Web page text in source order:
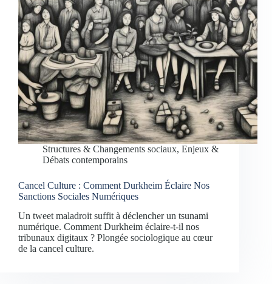
Structures & Changements sociaux, Enjeux &
Débats contemporains
Cancel Culture : Comment Durkheim Éclaire Nos
Sanctions Sociales Numériques
Un tweet maladroit suffit à déclencher un tsunami
numérique. Comment Durkheim éclaire-t-il nos
tribunaux digitaux ? Plongée sociologique au cœur
de la cancel culture.